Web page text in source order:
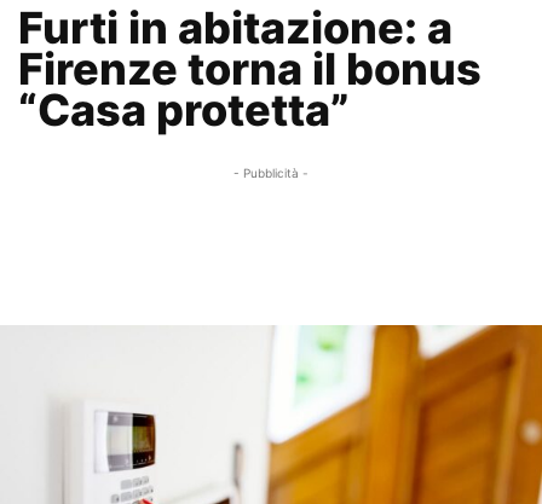
Furti in abitazione: a
Firenze torna il bonus
“Casa protetta”
- Pubblicità -